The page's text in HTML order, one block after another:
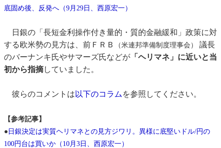
底固め後、反発へ（9月29日、西原宏一）
日銀の「長短金利操作付き量的・質的金融緩和」政策に対
する欧米勢の見方は、前ＦＲＢ
（米連邦準備制度理事会） 議長
のバーナンキ氏やサマーズ氏などが 「ヘリマネ」に近いと当
初から指摘していました。
彼らのコメントは 以下のコラム を参照してください。
【参考記事】
● 日銀決定は実質ヘリマネとの見方ジワリ。異様に底堅いドル/円の
100円台は買いか（10月3日、西原宏一）